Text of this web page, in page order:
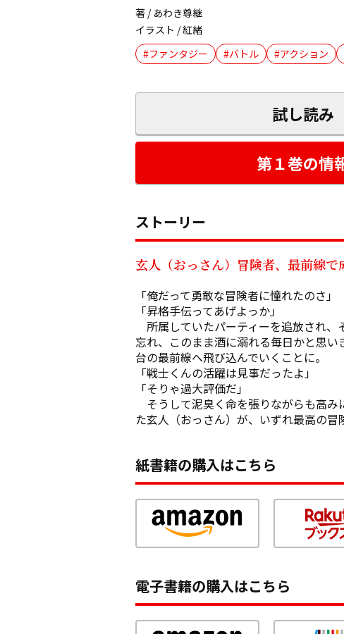
著 / あわき尊継
イラスト / 紅緒
ファンタジー
バトル アクション
試し読み
第１巻の情
ストーリー
玄人（おっさん）冒険者、最前線で
「俺だって勇敢な冒険者に憧れたのさ」
「昇格手伝ってあげよっか」
所属していたパーティーを追放され、
忘れ、このまま酒に溺れる毎日かと思
台の最前線へ飛び込んでいくことに。
「戦士くんの活躍は見事だったよ」
「そりゃ過大評価だ」
そうして泥臭く命を張りながらも高み
た玄人（おっさん）が、いずれ最高の冒
紙書籍の購入はこちら
電子書籍の購入はこちら